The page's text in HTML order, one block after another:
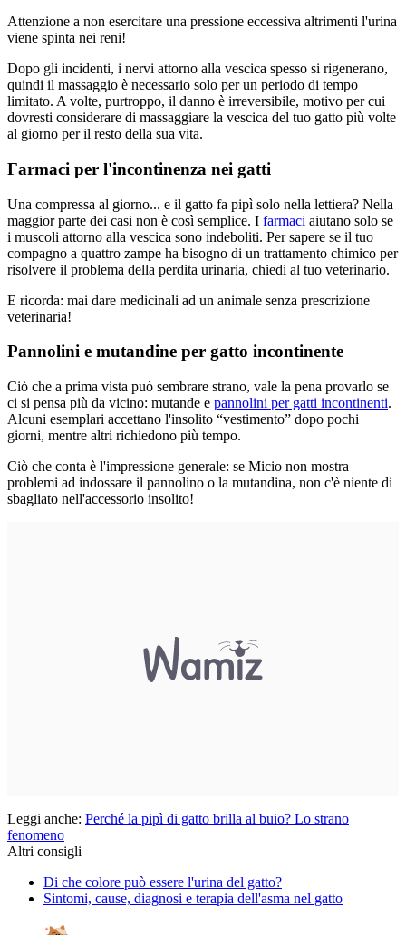
Attenzione a non esercitare una pressione eccessiva altrimenti l'urina
viene spinta nei reni!
Dopo gli incidenti, i nervi attorno alla vescica spesso si rigenerano,
quindi il massaggio è necessario solo per un periodo di tempo
limitato. A volte, purtroppo, il danno è irreversibile, motivo per cui
dovresti considerare di massaggiare la vescica del tuo gatto più volte
al giorno per il resto della sua vita.
Farmaci per l'incontinenza nei gatti
Una compressa al giorno... e il gatto fa pipì solo nella lettiera? Nella
maggior parte dei casi non è così semplice. I farmaci aiutano solo se
i muscoli attorno alla vescica sono indeboliti. Per sapere se il tuo
compagno a quattro zampe ha bisogno di un trattamento chimico per
risolvere il problema della perdita urinaria, chiedi al tuo veterinario.
E ricorda: mai dare medicinali ad un animale senza prescrizione
veterinaria!
Pannolini e mutandine per gatto incontinente
Ciò che a prima vista può sembrare strano, vale la pena provarlo se
ci si pensa più da vicino: mutande e pannolini per gatti incontinenti.
Alcuni esemplari accettano l'insolito “vestimento” dopo pochi
giorni, mentre altri richiedono più tempo.
Ciò che conta è l'impressione generale: se Micio non mostra
problemi ad indossare il pannolino o la mutandina, non c'è niente di
sbagliato nell'accessorio insolito!
Leggi anche: Perché la pipì di gatto brilla al buio? Lo strano
fenomeno
Altri consigli
Di che colore può essere l'urina del gatto?
Sintomi, cause, diagnosi e terapia dell'asma nel gatto